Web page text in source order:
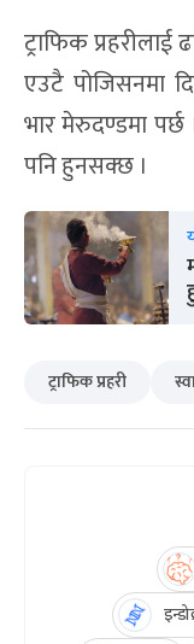
ट्राफिक
एउटै पोजिसनमा
भार मेरुदण्डमा
पनि हुनसक्छ ।
ट्राफिक प्रहरी